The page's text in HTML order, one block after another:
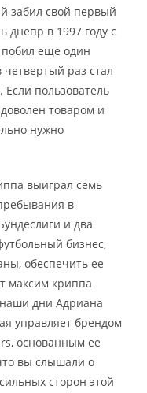
забил свой первый
днепр в 1997 году с
побил еще один
четвертый раз стал
пользователь
товаром и
нужно
выиграл семь
в
и два
бизнес,
обеспечить ее
максим криппа
дни Адриана
управляет брендом
основанным ее
вы слышали о
сторон этой